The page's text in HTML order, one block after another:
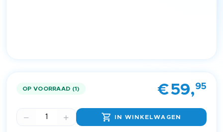
OP VOORRAAD (1) €59,95
IN WINKELWAGEN